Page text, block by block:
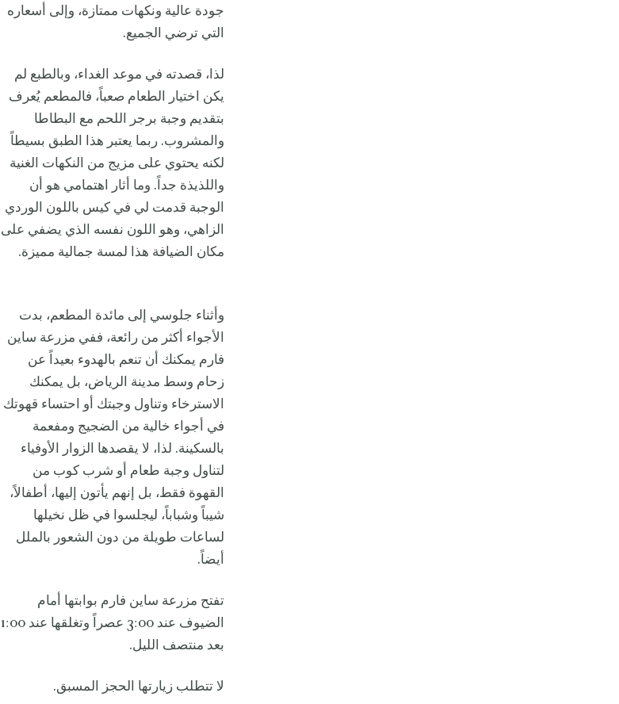
جودة عالية ونكهات ممتازة، وإلى أسعاره
التي ترضي الجميع.
لذا، قصدته في موعد الغداء، وبالطبع لم
يكن اختيار الطعام صعباً، فالمطعم يُعرف
بتقديم وجبة برجر اللحم مع البطاطا
والمشروب. ربما يعتبر هذا الطبق بسيطاً
لكنه يحتوي على مزيج من النكهات الغنية
واللذيذة جداً. وما أثار اهتمامي هو أن
الوجبة قدمت لي في كيس باللون الوردي
الزاهي، وهو اللون نفسه الذي يضفي على
مكان الضيافة هذا لمسة جمالية مميزة.
وأثناء جلوسي إلى مائدة المطعم، بدت
الأجواء أكثر من رائعة، ففي مزرعة ساين
فارم يمكنك أن تنعم بالهدوء بعيداً عن
زحام وسط مدينة الرياض، بل يمكنك
الاسترخاء وتناول وجبتك أو احتساء قهوتك
في أجواء خالية من الضجيج ومفعمة
بالسكينة. لذا، لا يقصدها الزوار الأوفياء
لتناول وجبة طعام أو شرب كوب من
القهوة فقط، بل إنهم يأتون إليها، أطفالاً،
شيباً وشباباً، ليجلسوا في ظل نخيلها
لساعات طويلة من دون الشعور بالملل
أيضاً.
تفتح مزرعة ساين فارم بوابتها أمام
الضيوف عند 3:00 عصراً وتغلقها عند 1:00
بعد منتصف الليل.
لا تتطلب زيارتها الحجز المسبق.